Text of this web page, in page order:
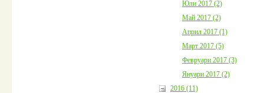
Юли 2017 (2)
Май 2017 (2)
Април 2017 (1)
Март 2017 (5)
Февруари 2017 (3)
Януари 2017 (2)
2016 (11)